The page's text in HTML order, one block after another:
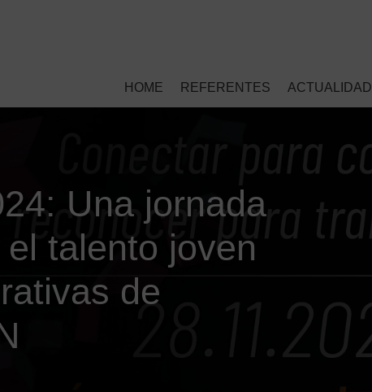
HOME REFERENTES ACTUALIDAD
Una jornada
talento joven
de